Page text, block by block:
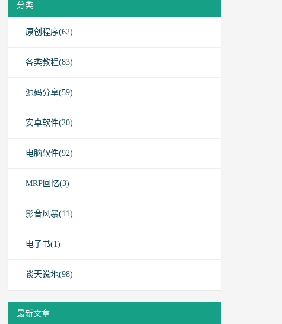
分类
原创程序(62)
各类教程(83)
源码分享(59)
安卓软件(20)
电脑软件(92)
MRP回忆(3)
影音风暴(11)
电子书(1)
谈天说地(98)
最新文章